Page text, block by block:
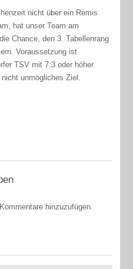
nicht über ein Remis
hat unser Team am
Chance, den 3. Tabellenrang
Voraussetzung ist
TSV mit 7:3 oder höher
unmögliches Ziel.
hinzuzufügen.